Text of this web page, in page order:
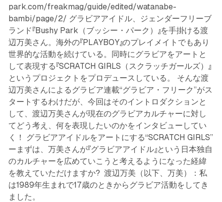
park.com/freakmag/guide/edited/watanabe-
bambi/page/2/ グラビアアイドル、ジェンダーフリーブ
ランド『Bushy Park（ブッシー・パーク）』を手掛ける渡
辺万美さん。海外の『PLAYBOY』のプレイメイトでもあり
世界的な活動を続けている。同時にグラビアをアートと
して表現する『SCRATCH GIRLS（スクラッチガールズ）』
というプロジェクトをプロデュースしている。 そんな渡
辺万美さんによるグラビア連載“グラビア・フリーク”がス
タートするわけだが、今回はそのイントロダクションと
して、渡辺万美さんが現在のグラビアカルチャーに対し
てどう考え、何を表現したいのかをインタビューしてい
く！ グラビアアイドルをアートにする“SCRATCH GIRLS”
ーまずは、万美さんが『グラビアアイドル』という日本独自
のカルチャーを広めていこうと考えるようになった経緯
を教えていただけますか? 渡辺万美（以下、万美）：私
は1989年生まれで17歳のときからグラビア活動をしてき
ました。
5 min read